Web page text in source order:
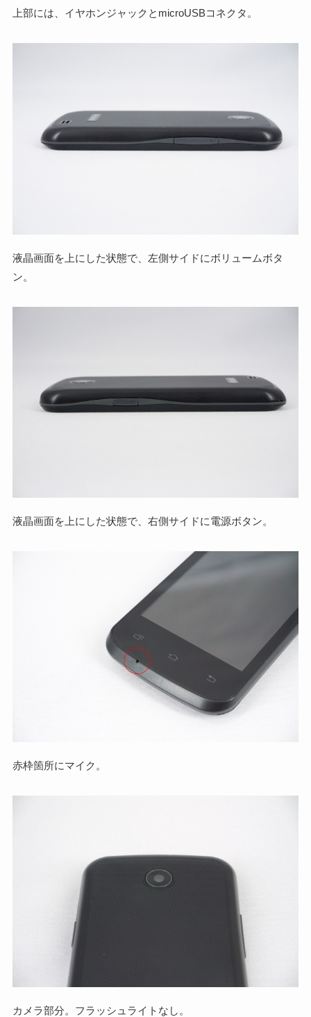
上部には、イヤホンジャックとmicroUSBコネクタ。
液晶画面を上にした状態で、左側サイドにボリュームボタ
ン。
液晶画面を上にした状態で、右側サイドに電源ボタン。
赤枠箇所にマイク。
カメラ部分。フラッシュライトなし。